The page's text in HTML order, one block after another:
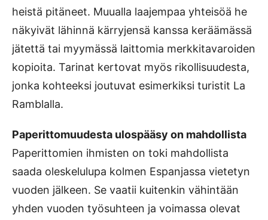
heistä pitäneet. Muualla laajempaa yhteisöä he
näkyivät lähinnä kärryjensä kanssa keräämässä
jätettä tai myymässä laittomia merkkitavaroiden
kopioita. Tarinat kertovat myös rikollisuudesta,
jonka kohteeksi joutuvat esimerkiksi turistit La
Ramblalla.
Paperittomuudesta ulospääsy on mahdollista
Paperittomien ihmisten on toki mahdollista
saada oleskelulupa kolmen Espanjassa vietetyn
vuoden jälkeen. Se vaatii kuitenkin vähintään
yhden vuoden työsuhteen ja voimassa olevat